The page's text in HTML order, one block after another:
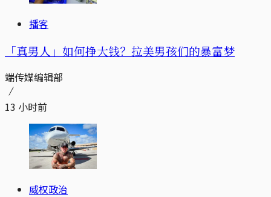
播客
「真男人」如何挣大钱？拉美男孩们的暴富梦
端传媒编辑部
13 小时前
威权政治